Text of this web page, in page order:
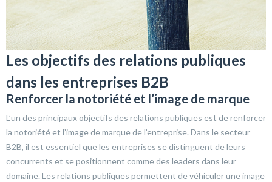
Les objectifs des relations publiques
dans les entreprises B2B
Renforcer la notoriété et l’image de marque
L’un des principaux objectifs des relations publiques est de renforcer
la notoriété et l’image de marque de l’entreprise. Dans le secteur
B2B, il est essentiel que les entreprises se distinguent de leurs
concurrents et se positionnent comme des leaders dans leur
domaine. Les relations publiques permettent de véhiculer une image